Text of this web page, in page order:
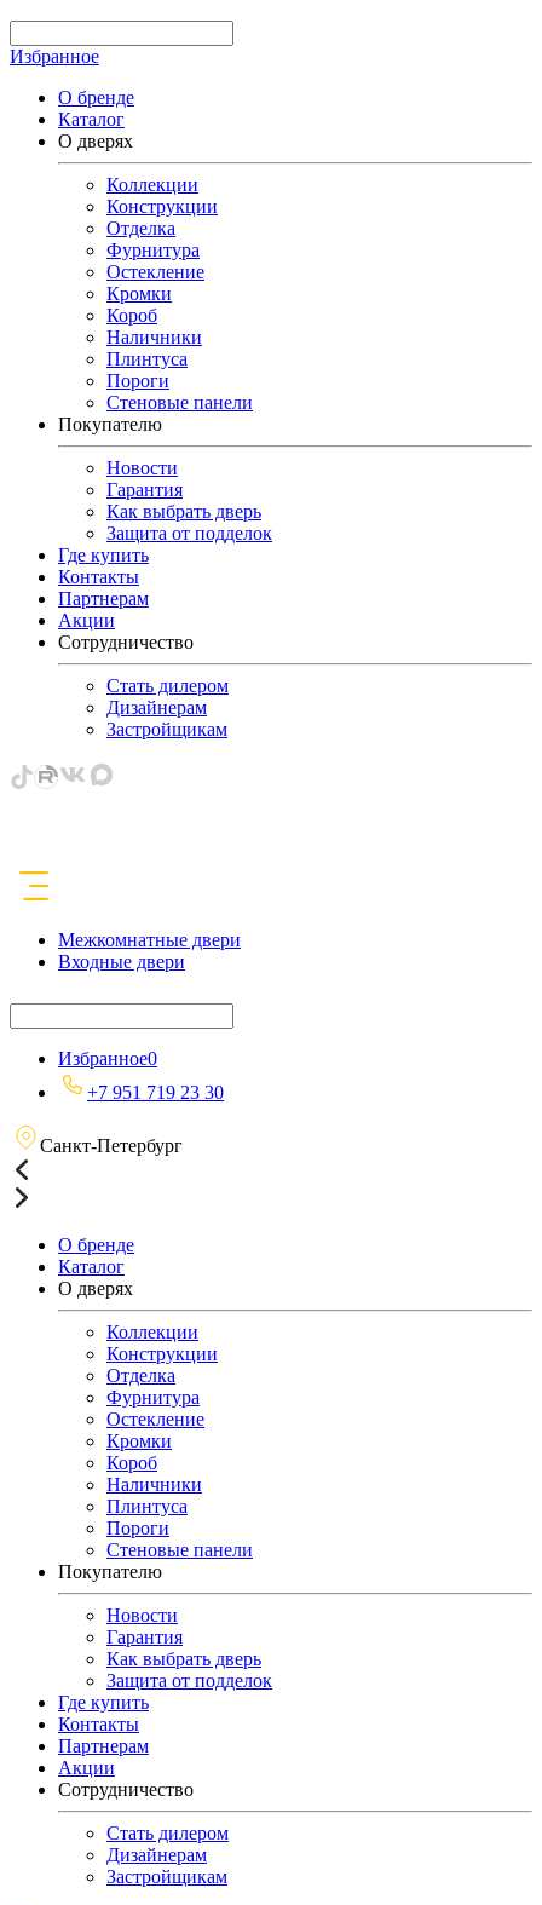
Избранное
О бренде
Каталог
О дверях
Коллекции
Конструкции
Отделка
Фурнитура
Остекление
Кромки
Короб
Наличники
Плинтуса
Пороги
Стеновые панели
Покупателю
Новости
Гарантия
Как выбрать дверь
Защита от подделок
Где купить
Контакты
Партнерам
Акции
Сотрудничество
Стать дилером
Дизайнерам
Застройщикам
Межкомнатные двери
Входные двери
Избранное0
+7 951 719 23 30
Санкт-Петербург
О бренде
Каталог
О дверях
Коллекции
Конструкции
Отделка
Фурнитура
Остекление
Кромки
Короб
Наличники
Плинтуса
Пороги
Стеновые панели
Покупателю
Новости
Гарантия
Как выбрать дверь
Защита от подделок
Где купить
Контакты
Партнерам
Акции
Сотрудничество
Стать дилером
Дизайнерам
Застройщикам